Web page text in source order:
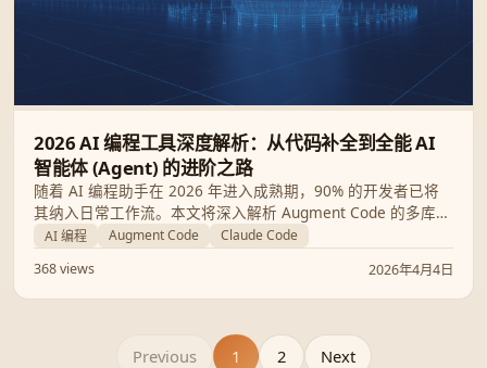
2026 AI 编程工具深度解析：从代码补全到全能 AI
智能体 (Agent) 的进阶之路
随着 AI 编程助手在 2026 年进入成熟期，90% 的开发者已将
其纳入日常工作流。本文将深入解析 Augment Code 的多库上
下文技术、Claude Code 的强势崛起，以及如何通过生产环境
反馈打破 AI 开发的“生产力悖论”。
AI 编程 Augment Code
Claude Code
368 views
2026年4月4日
Previous 1 2 Next